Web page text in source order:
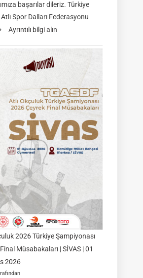
başarılar dileriz. Türkiye
Spor Dalları Federasyonu
Ayrıntılı bilgi alın
|
02
Ağustos
2026
İSİM
LİSTELERİ
2026 Türkiye Şampiyonası
Müsabakaları | SİVAS | 01
2026